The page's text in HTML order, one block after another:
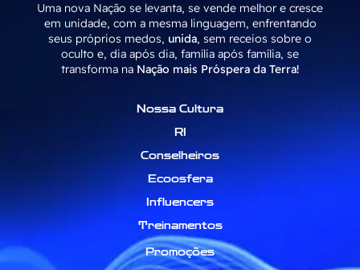
Uma nova Nação se levanta, se vende melhor e cresce
em unidade, com a mesma linguagem, enfrentando
seus próprios medos, unida, sem receios sobre o
oculto e, dia após dia, família após família, se
transforma na Nação mais Próspera da Terra!
Nossa Cultura
RI
Conselheiros
Ecoosfera
Influencers
Treinamentos
Promoções